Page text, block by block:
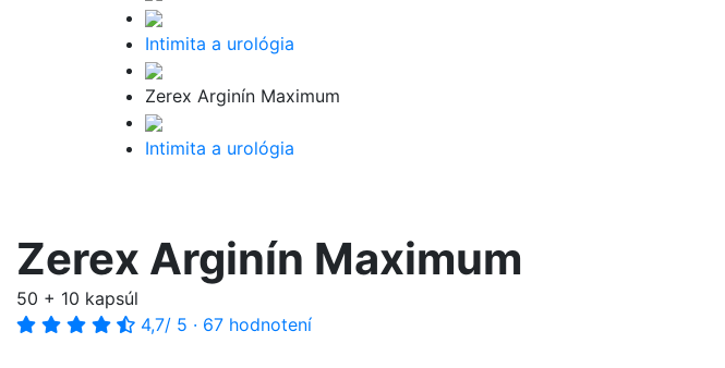
Intimita a urológia
Zerex Arginín Maximum
Intimita a urológia
Zerex Arginín Maximum
50 + 10 kapsúl
4,7/ 5 · 67 hodnotení